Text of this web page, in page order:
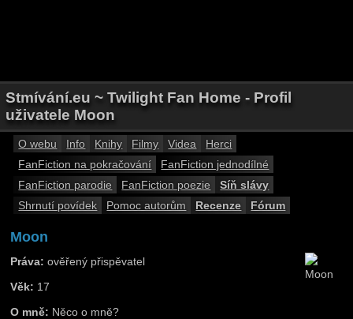
Stmívání.eu ~ Twilight Fan Home - Profil
uživatele Moon
O webu Info Knihy Filmy Videa
Herci
FanFiction na pokračování
FanFiction jednodílné
FanFiction parodie
FanFiction poezie
Síň slávy
Shrnutí povídek
Pomoc autorům Recenze Fórum
Moon
Práva: ověřený přispěvatel
Věk: 17
O mně: Něco o mně?